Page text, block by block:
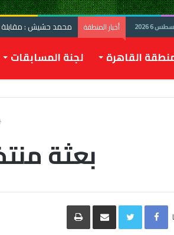
6 2026 أخبار المنطقة محمد حشيش : مقابلة
القاهرة لجنة المسابقات
بعثة
Facebook
Twitter مشاركة
البريد
طباعة